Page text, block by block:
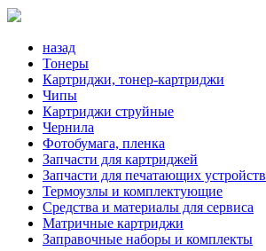
назад
Тонеры
Картриджи, тонер-картриджи
Чипы
Картриджи струйные
Чернила
Фотобумага, пленка
Запчасти для картриджей
Запчасти для печатающих устройств
Термоузлы и комплектующие
Средства и материалы для сервиса
Матричные картриджи
Заправочные наборы и комплекты